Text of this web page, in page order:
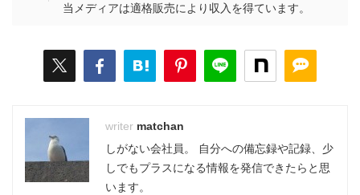
当メディアは適格販売により収入を得ています。
matchan
しがない会社員。 自分への備忘録や記録、少
しでもプラスになる情報を発信できたらと思
います。